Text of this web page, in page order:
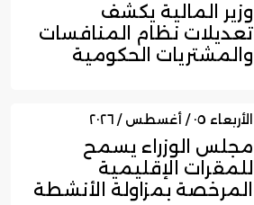
وزير المالية يكشف
تعديلات نظام المنافسات
والمشتريات الحكومية
الأربعاء ٠٥ / أغسطس / ٢٠٢٦
مجلس الوزراء يسمح
للمقرات الإقليمية
المرخصة بمزاولة الأنشطة